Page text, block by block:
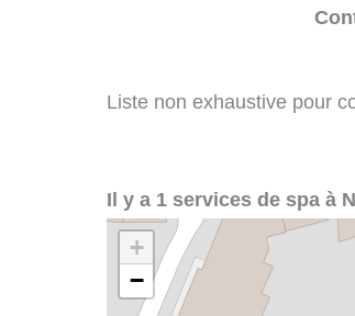
Liste non exhaustive pour
Il y a 1 services de spa à
+
−